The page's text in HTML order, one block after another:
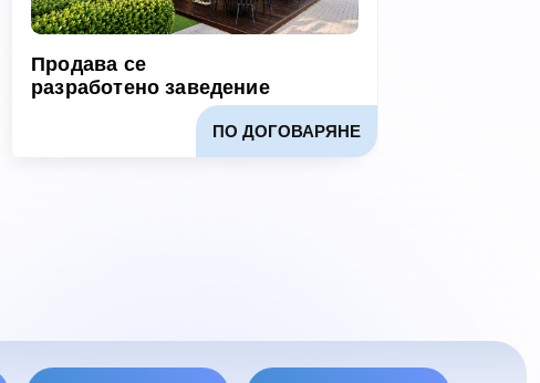
Продава се
разработено заведение
ПО ДОГОВАРЯНЕ